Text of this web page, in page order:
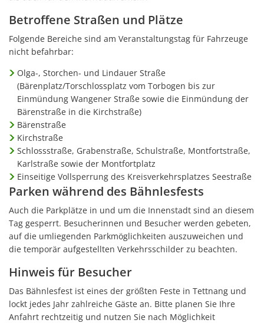
Betroffene Straßen und Plätze
Folgende Bereiche sind am Veranstaltungstag für Fahrzeuge
nicht befahrbar:
Olga-, Storchen- und Lindauer Straße
(Bärenplatz/Torschlossplatz vom Torbogen bis zur
Einmündung Wangener Straße sowie die Einmündung der
Bärenstraße in die Kirchstraße)
Bärenstraße
Kirchstraße
Schlossstraße, Grabenstraße, Schulstraße, Montfortstraße,
Karlstraße sowie der Montfortplatz
Einseitige Vollsperrung des Kreisverkehrsplatzes Seestraße
Parken während des Bähnlesfests
Auch die Parkplätze in und um die Innenstadt sind an diesem
Tag gesperrt. Besucherinnen und Besucher werden gebeten,
auf die umliegenden Parkmöglichkeiten auszuweichen und
die temporär aufgestellten Verkehrsschilder zu beachten.
Hinweis für Besucher
Das Bähnlesfest ist eines der größten Feste in Tettnang und
lockt jedes Jahr zahlreiche Gäste an. Bitte planen Sie Ihre
Anfahrt rechtzeitig und nutzen Sie nach Möglichkeit